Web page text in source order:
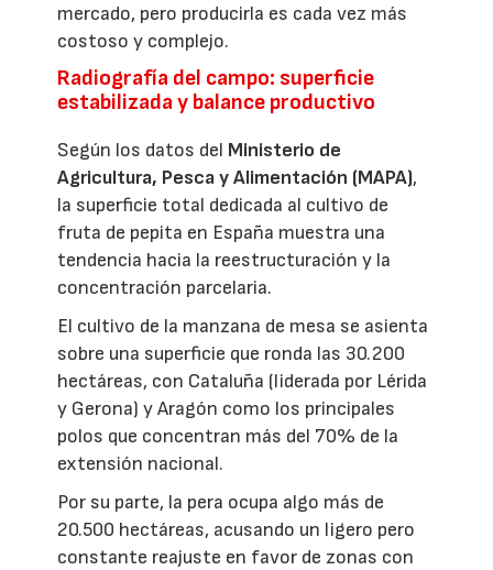
mercado, pero producirla es cada vez más
costoso y complejo.
Radiografía del campo: superficie
estabilizada y balance productivo
Según los datos del Ministerio de
Agricultura, Pesca y Alimentación (MAPA),
la superficie total dedicada al cultivo de
fruta de pepita en España muestra una
tendencia hacia la reestructuración y la
concentración parcelaria.
El cultivo de la manzana de mesa se asienta
sobre una superficie que ronda las 30.200
hectáreas, con Cataluña (liderada por Lérida
y Gerona) y Aragón como los principales
polos que concentran más del 70% de la
extensión nacional.
Por su parte, la pera ocupa algo más de
20.500 hectáreas, acusando un ligero pero
constante reajuste en favor de zonas con